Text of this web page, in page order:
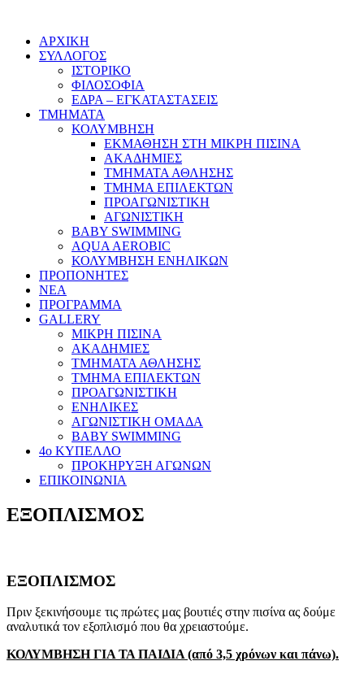
ΑΡΧΙΚΗ
ΣΥΛΛΟΓΟΣ
ΙΣΤΟΡΙΚΟ
ΦΙΛΟΣΟΦΙΑ
ΕΔΡΑ – ΕΓΚΑΤΑΣΤΑΣΕΙΣ
ΤΜΗΜΑΤΑ
ΚΟΛΥΜΒΗΣΗ
ΕΚΜΑΘΗΣΗ ΣΤΗ ΜΙΚΡΗ ΠΙΣΙΝΑ
ΑΚΑΔΗΜΙΕΣ
ΤΜΗΜΑΤΑ ΑΘΛΗΣΗΣ
ΤΜΗΜΑ ΕΠΙΛΕΚΤΩΝ
ΠΡΟΑΓΩΝΙΣΤΙΚΗ
ΑΓΩΝΙΣΤΙΚΗ
BABY SWIMMING
AQUA AEROBIC
ΚΟΛΥΜΒΗΣΗ ΕΝΗΛΙΚΩΝ
ΠΡΟΠΟΝΗΤΕΣ
ΝΕΑ
ΠΡΟΓΡΑΜΜΑ
GALLERY
ΜΙΚΡΗ ΠΙΣΙΝΑ
ΑΚΑΔΗΜΙΕΣ
ΤΜΗΜΑΤΑ ΑΘΛΗΣΗΣ
ΤΜΗΜΑ ΕΠΙΛΕΚΤΩΝ
ΠΡΟΑΓΩΝΙΣΤΙΚΗ
ΕΝΗΛΙΚΕΣ
ΑΓΩΝΙΣΤΙΚΗ ΟΜΑΔΑ
BABY SWIMMING
4ο ΚΥΠΕΛΛΟ
ΠΡΟΚΗΡΥΞΗ ΑΓΩΝΩΝ
ΕΠΙΚΟΙΝΩΝΙΑ
ΕΞΟΠΛΙΣΜΟΣ
ΕΞΟΠΛΙΣΜΟΣ
Πριν ξεκινήσουμε τις πρώτες μας βουτιές στην πισίνα ας δούμε
αναλυτικά τον εξοπλισμό που θα χρειαστούμε.
ΚΟΛΥΜΒΗΣΗ ΓΙΑ ΤΑ ΠΑΙΔΙΑ (από 3,5 χρόνων και πάνω).